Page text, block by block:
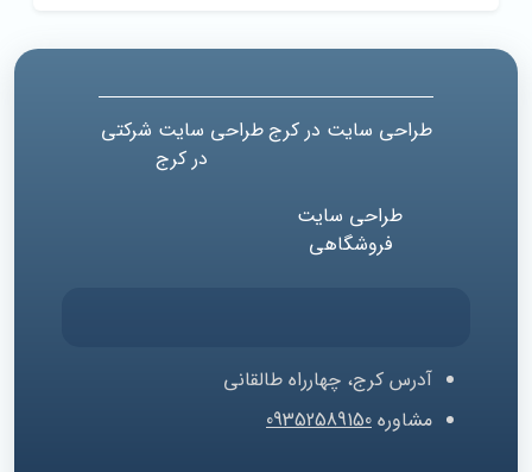
طراحی سایت در کرجطراحی سایت شرکتی
در کرج
طراحی سایت
فروشگاهی
آدرس کرج، چهارراه طالقانی
مشاوره 09352589150